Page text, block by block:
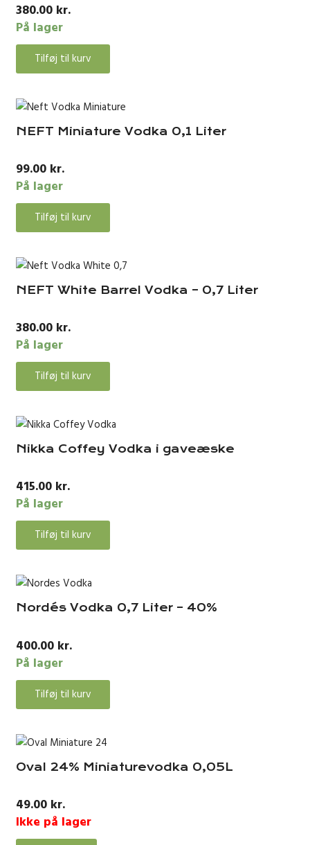
380.00 kr.
På lager
Tilføj til kurv
NEFT Miniature Vodka 0,1 Liter
99.00 kr.
På lager
Tilføj til kurv
NEFT White Barrel Vodka – 0,7 Liter
380.00 kr.
På lager
Tilføj til kurv
Nikka Coffey Vodka i gaveæske
415.00 kr.
På lager
Tilføj til kurv
Nordés Vodka 0,7 Liter – 40%
400.00 kr.
På lager
Tilføj til kurv
Oval 24% Miniaturevodka 0,05L
49.00 kr.
Ikke på lager